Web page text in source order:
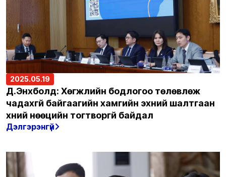
2025.05.19
Д.Энхболд: Хөгжлийн бодлогоо төлөвлөж
чадахгүй байгаагийн хамгийн эхний шалтгаан
хүний нөөцийн тогтворгүй байдал
Дэлгэрэнгүй